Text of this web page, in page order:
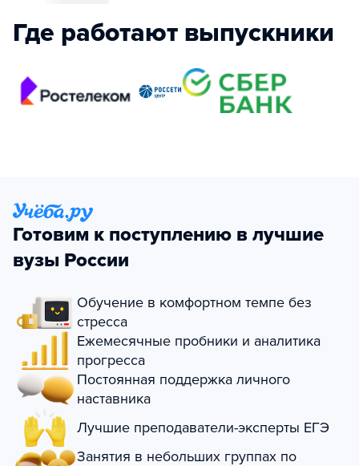
Где работают выпускники
Готовим к поступлению в лучшие
вузы России
Обучение в комфортном темпе без
стресса
Ежемесячные пробники и аналитика
прогресса
Постоянная поддержка личного
наставника
Лучшие преподаватели-эксперты ЕГЭ
Занятия в небольших группах по